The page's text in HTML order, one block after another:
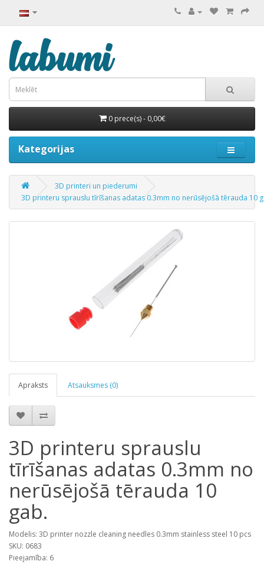
0 prece(s) - 0,00€
Kategorijas
3D printeri un piederumi
3D printeru sprauslu tīrīšanas adatas 0.3mm no nerūsējošā tērauda 10
Apraksts Atsauksmes (0)
3D printeru sprauslu
tīrīšanas adatas 0.3mm no
nerūsējošā tērauda 10
gab.
Modelis: 3D printer nozzle cleaning needles 0.3mm stainless steel 10 pcs
SKU: 0683
Pieejamība: 6